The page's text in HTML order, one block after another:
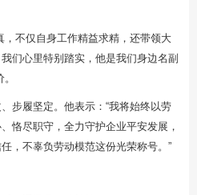
，不仅自身工作精益求精，还带领大
们心里特别踏实，他是我们身边名副
步履坚定。他表示：“我将始终以劳
恪尽职守，全力守护企业平安发展，
，不辜负劳动模范这份光荣称号。”